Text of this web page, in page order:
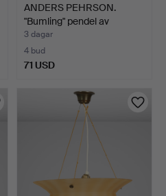
ANDERS PEHRSON.
"Bumling" pendel av
mässin…
3 dagar
4 bud
71 USD